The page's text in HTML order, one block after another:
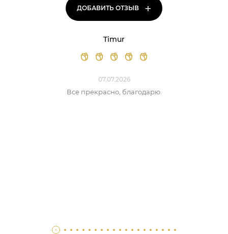
ДОБАВИТЬ ОТЗЫВ +
Timur
07.07.2026
Все прекрасно, благодарю.